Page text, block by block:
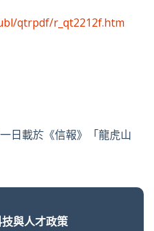
qtrpdf/r_qt2212f.htm
日載於《信報》「龍虎山
與人才政策